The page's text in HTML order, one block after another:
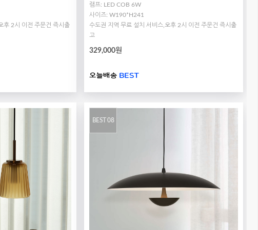
후 2시 이전 주문건 즉시출
램프: LED COB 6W
사이즈: W190*H241
수도권 지역 무료 설치 서비스,오후 2시 이전 주문건 즉시출
고
329,000원
BEST 08